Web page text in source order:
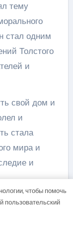
тему
стал одним
Толстого
и
свой дом и
и
стала
мира и
и
Николаевича
русской
чтобы помочь
пользовательский